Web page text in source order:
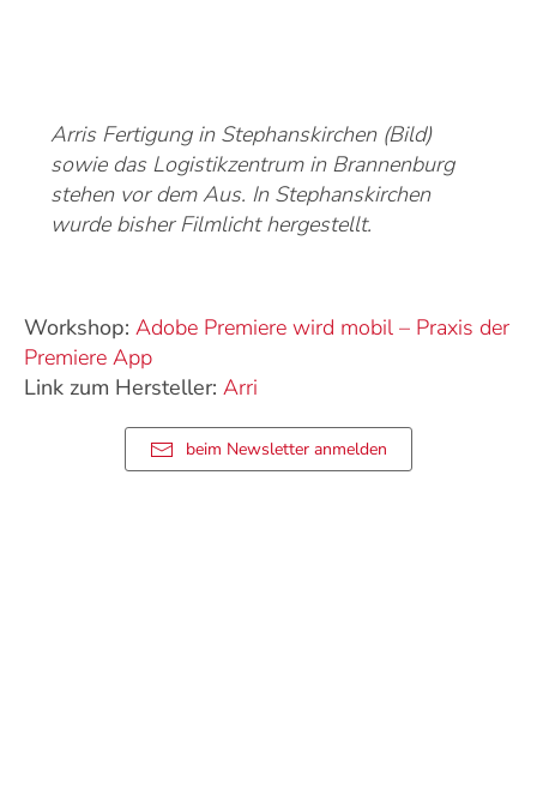
Arris Fertigung in Stephanskirchen (Bild)
sowie das Logistikzentrum in Brannenburg
stehen vor dem Aus. In Stephanskirchen
wurde bisher Filmlicht hergestellt.
Workshop: Adobe Premiere wird mobil – Praxis der
Premiere App
Link zum Hersteller: Arri
beim Newsletter anmelden